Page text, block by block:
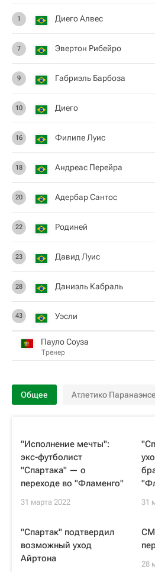
1 Диего Алвес
7 Эвертон Рибейро
9 Габриэль Барбоза
10 Диего
16 Филипе Луис
18 Андреас Перейра
20 Адербар Сантос
22 Родиней
23 Давид Луис
28 Даниэль Кабраль
43 Уэсли
Пауло Соуза
Тренер
Общее Атлетико Паранаэнсе
"Исполнение мечты":
экс-футболист
"Спартака" — о
переходе во "Фламенго"
31 марта 2022 31
"Спартак" подтвердил
возможный уход
Айртона
28